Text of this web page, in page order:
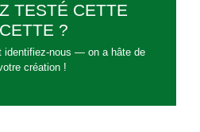
TESTÉ CETTE
?
identifiez-nous — on a hâte de
création !